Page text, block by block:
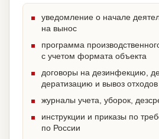
уведомление о начале
на вынос
программа
с учетом формата объекта
договоры на дезинфекцию,
дератизацию и вывоз отходов
журналы учета, уборок,
инструкции и приказы по
по России